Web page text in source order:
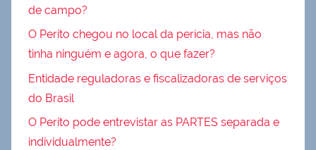
de campo?
O Perito chegou no local da perícia, mas não
tinha ninguém e agora, o que fazer?
Entidade reguladoras e fiscalizadoras de serviços
do Brasil
O Perito pode entrevistar as PARTES separada e
individualmente?